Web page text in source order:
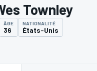
Townley
ÂGE
36
NATIONALITÉ
États-Unis